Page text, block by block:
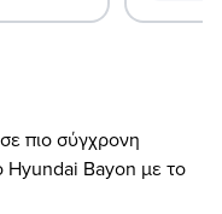
πιο σύγχρονη
Hyundai Bayon με το